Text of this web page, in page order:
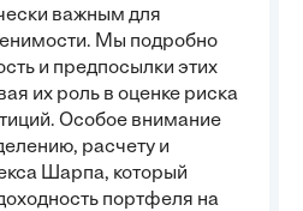
важным для
Мы подробно
и предпосылки этих
их роль в оценке риска
Особое внимание
расчету и
Шарпа, который
портфеля на